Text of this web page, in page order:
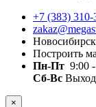
+7 (383) 310-
Построить
Пн-Пт 9:00
Сб-Вс
×